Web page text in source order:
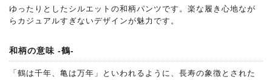
ゆったりとしたシルエットの和柄パンツです。楽な履き心地なが
らカジュアルすぎないデザインが魅力です。
和柄の意味 -鶴-
「鶴は千年、亀は万年」といわれるように、長寿の象徴とされた